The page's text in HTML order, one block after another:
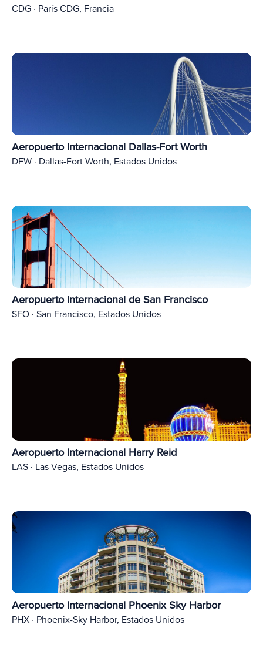
CDG · París CDG, Francia
Aeropuerto Internacional Dallas-Fort Worth
DFW · Dallas-Fort Worth, Estados Unidos
Aeropuerto Internacional de San Francisco
SFO · San Francisco, Estados Unidos
Aeropuerto Internacional Harry Reid
LAS · Las Vegas, Estados Unidos
Aeropuerto Internacional Phoenix Sky Harbor
PHX · Phoenix-Sky Harbor, Estados Unidos